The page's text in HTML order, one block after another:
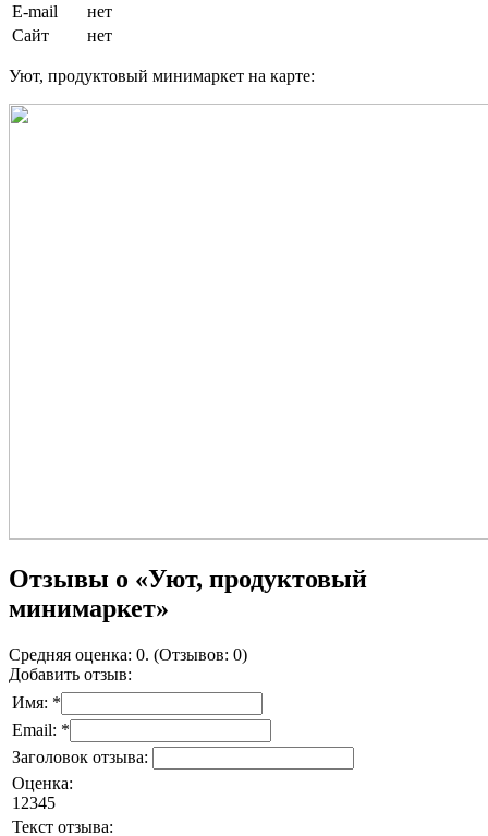
E-mail
нет
Сайт
нет
Уют, продуктовый минимаркет на карте:
Отзывы о «Уют, продуктовый
минимаркет»
Средняя оценка: 0. (Отзывов: 0)
Добавить отзыв:
Имя: *
Email: *
Заголовок отзыва:
Оценка:
1 2345
Текст отзыва: